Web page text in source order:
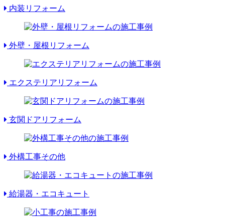
内装リフォーム
外壁・屋根リフォーム
エクステリアリフォーム
玄関ドアリフォーム
外構工事その他
給湯器・エコキュート